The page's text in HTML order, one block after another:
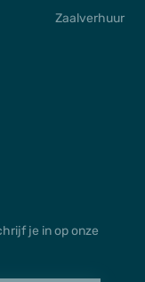
je in op onze
Zaalverhuur